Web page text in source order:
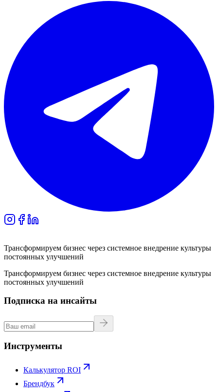
Трансформируем бизнес через системное внедрение культуры
постоянных улучшений
Трансформируем бизнес через системное внедрение культуры
постоянных улучшений
Подписка на инсайты
Инструменты
Калькулятор ROI
Брендбук